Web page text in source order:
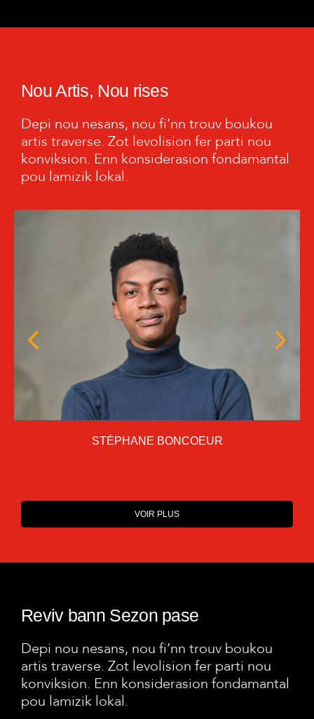
Nou Artis, Nou rises
Depi nou nesans, nou fi’nn trouv boukou
artis traverse. Zot levolision fer parti nou
konviksion. Enn konsiderasion fondamantal
pou lamizik lokal.
DJ EMILIO
DJ EMILIO
STÉPHANE BONCOEUR
STÉPHANE BONCOEUR
JANESSA
JANESSA
LION VIBE
LION VIBE
MOMO
MOMO
VOIR PLUS
Reviv bann Sezon pase
Depi nou nesans, nou fi’nn trouv boukou
artis traverse. Zot levolision fer parti nou
konviksion. Enn konsiderasion fondamantal
pou lamizik lokal.